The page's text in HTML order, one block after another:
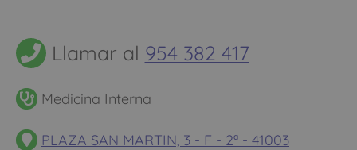
Llamar al 954 382 417
Medicina Interna
PLAZA SAN MARTIN, 3 - F - 2ª - 41003